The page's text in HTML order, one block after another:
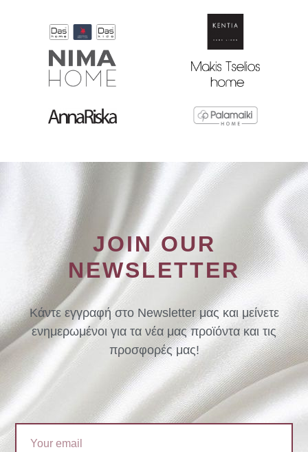
σελίδα
προϊόντος
JOIN OUR
NEWSLETTER
Κάντε εγγραφή στο Newsletter μας και μείνετε
ενημερωμένοι για τα νέα μας προϊόντα και τις
προσφορές μας!